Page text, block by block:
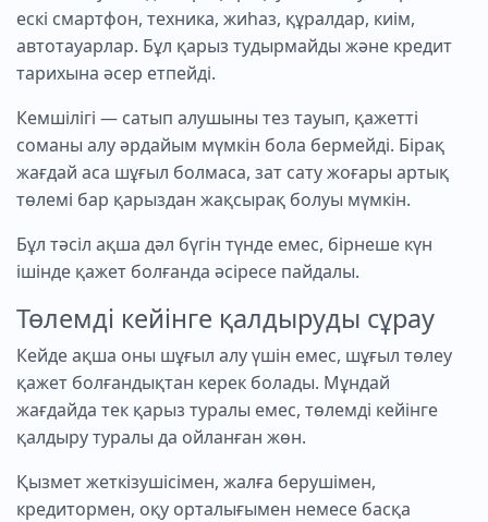
ескі смартфон, техника, жиһаз, құралдар, киім,
автотауарлар. Бұл қарыз тудырмайды және кредит
тарихына әсер етпейді.
Кемшілігі — сатып алушыны тез тауып, қажетті
соманы алу әрдайым мүмкін бола бермейді. Бірақ
жағдай аса шұғыл болмаса, зат сату жоғары артық
төлемі бар қарыздан жақсырақ болуы мүмкін.
Бұл тәсіл ақша дәл бүгін түнде емес, бірнеше күн
ішінде қажет болғанда әсіресе пайдалы.
Төлемді кейінге қалдыруды сұрау
Кейде ақша оны шұғыл алу үшін емес, шұғыл төлеу
қажет болғандықтан керек болады. Мұндай
жағдайда тек қарыз туралы емес, төлемді кейінге
қалдыру туралы да ойланған жөн.
Қызмет жеткізушісімен, жалға берушімен,
кредитормен, оқу орталығымен немесе басқа